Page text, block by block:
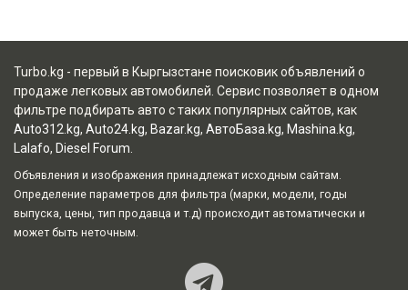
Turbo.kg - первый в Кыргызстане поисковик объявлений о
продаже легковых автомобилей. Сервис позволяет в одном
фильтре подбирать авто с таких популярных сайтов, как
Auto312.kg, Auto24.kg, Bazar.kg, АвтоБаза.kg, Mashina.kg,
Lalafo, Diesel Forum
Объявления и изображения принадлежат исходным сайтам.
Определение параметров для фильтра (марки, модели, годы
выпуска, цены, тип продавца и т.д) происходит автоматически и
может быть неточным.